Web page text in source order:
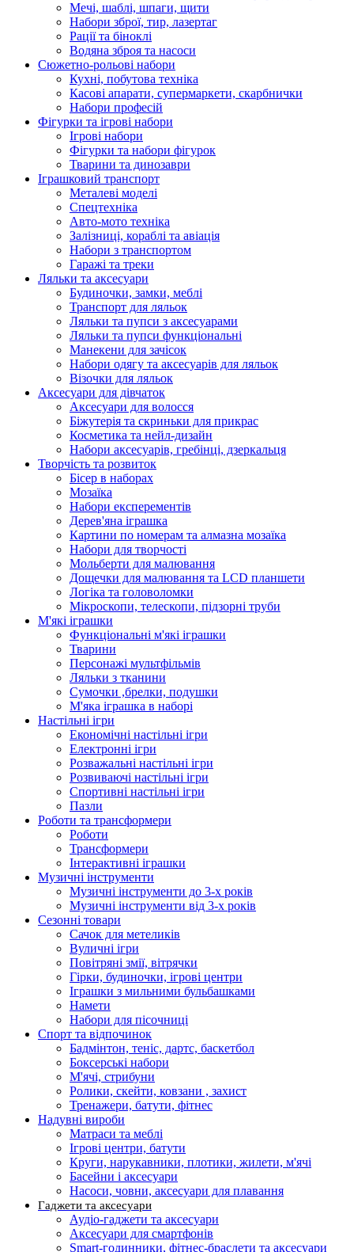
Мечі, шаблі, шпаги, щити
Набори зброї, тир, лазертаг
Рації та біноклі
Водяна зброя та насоси
Сюжетно-рольові набори
Кухні, побутова техніка
Касові апарати, супермаркети, скарбнички
Набори професій
Фігурки та ігрові набори
Ігрові набори
Фігурки та набори фігурок
Тварини та динозаври
Іграшковий транспорт
Металеві моделі
Спецтехніка
Авто-мото техніка
Залізниці, кораблі та авіація
Набори з транспортом
Гаражі та треки
Ляльки та аксесуари
Будиночки, замки, меблі
Транспорт для ляльок
Ляльки та пупси з аксесуарами
Ляльки та пупси функціональні
Манекени для зачісок
Набори одягу та аксесуарів для ляльок
Візочки для ляльок
Аксесуари для дівчаток
Аксесуари для волосся
Біжутерія та скриньки для прикрас
Косметика та нейл-дизайн
Набори аксесуарів, гребінці, дзеркальця
Творчість та розвиток
Бісер в наборах
Мозаїка
Набори експерементів
Дерев'яна іграшка
Картини по номерам та алмазна мозаїка
Набори для творчості
Мольберти для малювання
Дощечки для малювання та LCD планшети
Логіка та головоломки
Мікроскопи, телескопи, підзорні труби
М'які іграшки
Функціональні м'які іграшки
Тварини
Персонажі мультфільмів
Ляльки з тканини
Сумочки ,брелки, подушки
М'яка іграшка в наборі
Настільні ігри
Економічні настільні ігри
Електронні ігри
Розважальні настільні ігри
Розвиваючі настільні ігри
Спортивні настільні ігри
Пазли
Роботи та трансформери
Роботи
Трансформери
Інтерактивні іграшки
Музичні інструменти
Музичні інструменти до 3-х років
Музичні інструменти від 3-х років
Сезонні товари
Сачок для метеликів
Вуличні ігри
Повітряні змії, вітрячки
Гірки, будиночки, ігрові центри
Іграшки з мильними бульбашками
Намети
Набори для пісочниці
Спорт та відпочинок
Бадмінтон, теніс, дартс, баскетбол
Боксерські набори
М'ячі, стрибуни
Ролики, скейти, ковзани , захист
Тренажери, батути, фітнес
Надувні вироби
Матраси та меблі
Ігрові центри, батути
Круги, нарукавники, плотики, жилети, м'ячі
Басейни і аксесуари
Насоси, човни, аксесуари для плавання
Гаджети та аксесуари
Аудіо-гаджети та аксесуари
Аксесуари для смартфонів
Smart-годинники, фітнес-браслети та аксесуари